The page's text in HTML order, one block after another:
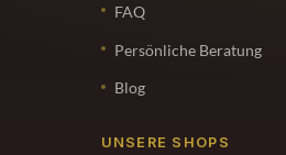
FAQ
Persönliche Beratung
Blog
UNSERE SHOPS